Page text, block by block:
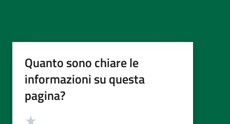
Quanto sono chiare le
informazioni su questa
pagina?
Valutazione